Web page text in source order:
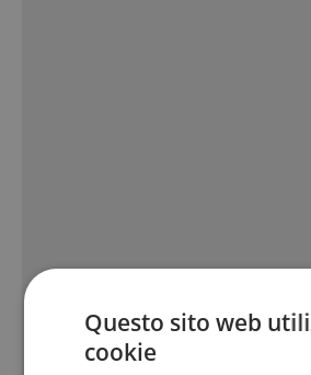
Questo sito web
cookie